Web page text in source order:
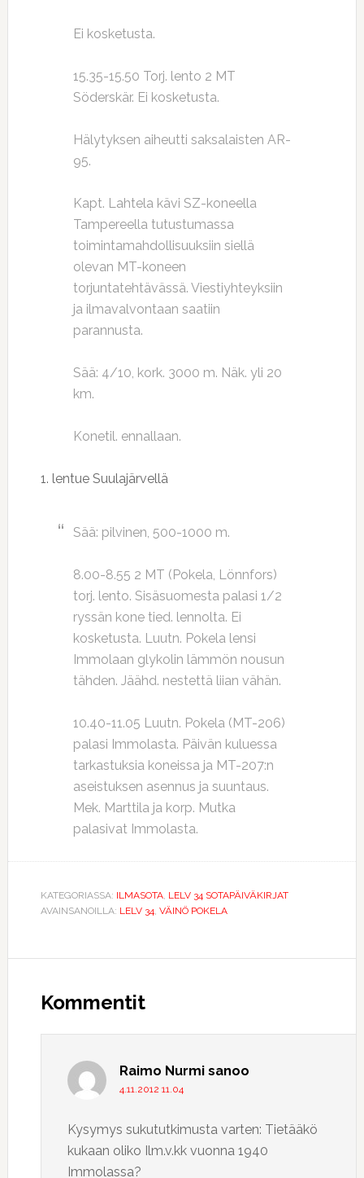
Ei kosketusta.
15.35-15.50 Torj. lento 2 MT
Söderskär. Ei kosketusta.
Hälytyksen aiheutti saksalaisten AR-
95.
Kapt. Lahtela kävi SZ-koneella
Tampereella tutustumassa
toimintamahdollisuuksiin siellä
olevan MT-koneen
torjuntatehtävässä. Viestiyhteyksiin
ja ilmavalvontaan saatiin
parannusta.
Sää: 4/10, kork. 3000 m. Näk. yli 20
km.
Konetil. ennallaan.
1. lentue Suulajärvellä
Sää: pilvinen, 500-1000 m.
8.00-8.55 2 MT (Pokela, Lönnfors)
torj. lento. Sisäsuomesta palasi 1/2
ryssän kone tied. lennolta. Ei
kosketusta. Luutn. Pokela lensi
Immolaan glykolin lämmön nousun
tähden. Jäähd. nestettä liian vähän.
10.40-11.05 Luutn. Pokela (MT-206)
palasi Immolasta. Päivän kuluessa
tarkastuksia koneissa ja MT-207:n
aseistuksen asennus ja suuntaus.
Mek. Marttila ja korp. Mutka
palasivat Immolasta.
KATEGORIASSA: ILMASOTA, LELV 34 SOTAPÄIVÄKIRJAT
AVAINSANOILLA: LELV 34, VÄINÖ POKELA
vuorovaikutus
Kommentit
Raimo Nurmi sanoo
4.11.2012 11.04
Kysymys sukututkimusta varten: Tietääkö
kukaan oliko Ilm.v.kk vuonna 1940
Immolassa?